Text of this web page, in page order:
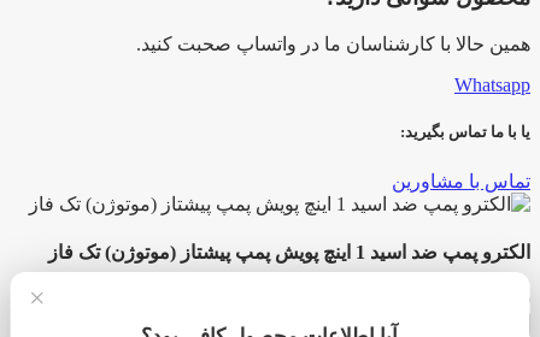
همین حالا با کارشناسان ما در واتساپ صحبت کنید.
Whatsapp
یا با ما تماس بگیرید:
تماس با مشاورین
الکترو پمپ ضد اسید 1 اینچ پویش پمپ پیشتاز (موتوژن) تک فاز
18,100,000
×